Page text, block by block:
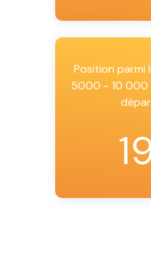
Position parmi
5000 - 10 000